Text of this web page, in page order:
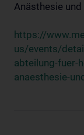
Anästhesie
https://
us/events/
abteilung-fuer-
anaesthesie-